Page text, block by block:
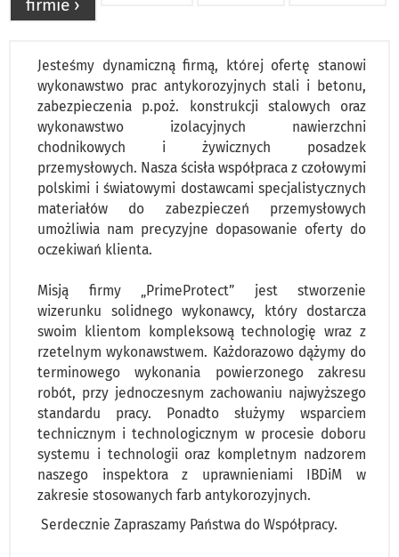
firmie ›
Jesteśmy dynamiczną firmą, której ofertę stanowi
wykonawstwo prac antykorozyjnych stali i betonu,
zabezpieczenia p.poż. konstrukcji stalowych oraz
wykonawstwo izolacyjnych nawierzchni
chodnikowych i żywicznych posadzek
przemysłowych. Nasza ścisła współpraca z czołowymi
polskimi i światowymi dostawcami specjalistycznych
materiałów do zabezpieczeń przemysłowych
umożliwia nam precyzyjne dopasowanie oferty do
oczekiwań klienta.
Misją firmy „PrimeProtect” jest stworzenie
wizerunku solidnego wykonawcy, który dostarcza
swoim klientom kompleksową technologię wraz z
rzetelnym wykonawstwem. Każdorazowo dążymy do
terminowego wykonania powierzonego zakresu
robót, przy jednoczesnym zachowaniu najwyższego
standardu pracy. Ponadto służymy wsparciem
technicznym i technologicznym w procesie doboru
systemu i technologii oraz kompletnym nadzorem
naszego inspektora z uprawnieniami IBDiM w
zakresie stosowanych farb antykorozyjnych.
Serdecznie Zapraszamy Państwa do Współpracy.